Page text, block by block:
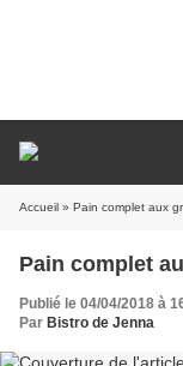
Accueil » Pain complet aux
Pain complet
Publié le 04/04/2018 à
Par Bistro de Jenna